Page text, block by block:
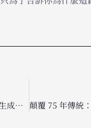
LinkedIn 推出 AI 模型測試神器！一鍵比較各家生成效果，助你選出最強行銷助手